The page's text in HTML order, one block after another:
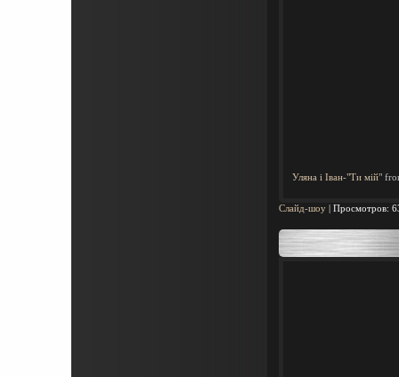
Уляна і Іван-"Ти мій"
Слайд-шоу | Просмотров: